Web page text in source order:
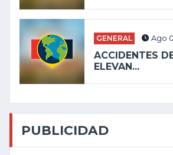
GENERAL Ago
ACCIDENTES
ELEVAN...
PUBLICIDAD